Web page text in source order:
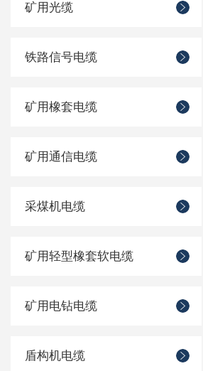
矿用光缆
铁路信号电缆
矿用橡套电缆
矿用通信电缆
采煤机电缆
矿用轻型橡套软电缆
矿用电钻电缆
盾构机电缆